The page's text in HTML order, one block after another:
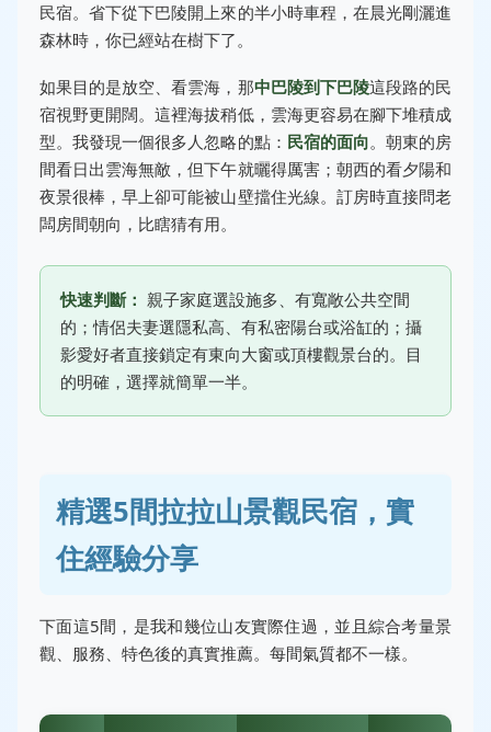
民宿。省下從下巴陵開上來的半小時車程，在晨光剛灑進
森林時，你已經站在樹下了。
如果目的是放空、看雲海，那中巴陵到下巴陵這段路的民
宿視野更開闊。這裡海拔稍低，雲海更容易在腳下堆積成
型。我發現一個很多人忽略的點： 民宿的面向。朝東的房
間看日出雲海無敵，但下午就曬得厲害；朝西的看夕陽和
夜景很棒，早上卻可能被山壁擋住光線。訂房時直接問老
闆房間朝向，比瞎猜有用。
快速判斷： 親子家庭選設施多、有寬敞公共空間
的；情侶夫妻選隱私高、有私密陽台或浴缸的；攝
影愛好者直接鎖定有東向大窗或頂樓觀景台的。目
的明確，選擇就簡單一半。
精選5間拉拉山景觀民宿，實
住經驗分享
下面這5間，是我和幾位山友實際住過，並且綜合考量景
觀、服務、特色後的真實推薦。每間氣質都不一樣。